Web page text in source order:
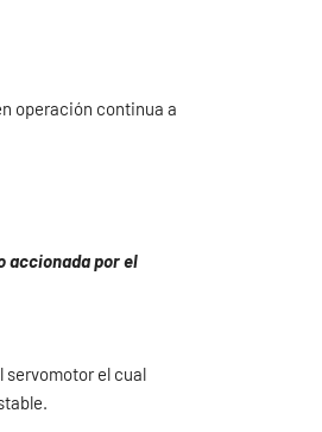
operación continua a
accionada por el
servomotor el cual